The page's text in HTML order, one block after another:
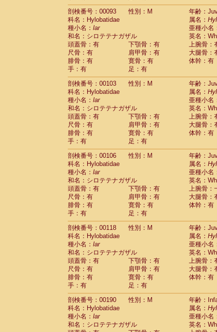
AtelidaeLagothrix lagothricha cana(0)
Pitheciidae
Cacajao calvus
Pitheciidae
Callicebus cupreus(0)
Pitheciidae Callicebus donacophilus(0)
PitheciidaeCallicebus moloch(0)
Pitheciidae Callicebus torquatus(0)
Pitheciidae Callicebus
Pitheciidae Chiropotes satanas
Pitheciidae Pithecia monachus
Pitheciidae Pithecia pithecia (0)
Cercopithecidae Cercocebus agilis (0)
Cercopithecidae
Cercocebus
Cercopithecidae
Cercocebus
CercopithecidaeCercocebus
CercopithecidaeCercocebus
CercopithecidaeCercocebus hybrid(0)
CercopithecidaeCercocebus
CercopithecidaeLophocebus
Cercopithecidae
(0)
Cercopithecidae Papio cynocephalus
Cercopithecidae Papio hamadryas(1)
CercopithecidaePapio papio
CercopithecidaePapio
CercopithecidaeMandrillus
CercopithecidaeMandrillus sphinx
CercopithecidaeTheropithecus
CercopithecidaeMacaca arctoides(1)
Cercopithecidae Macaca assamensis
Cercopithecidae
Macaca
CercopithecidaeMacaca cyclopis (6)
CercopithecidaeMacaca fascicularis
CercopithecidaeMacaca fuscaca
CercopithecidaeMacaca fuscata
CercopithecidaeMacaca fuscata
CercopithecidaeMacaca maura(1)
Cercopithecidae Macaca mulatta(50)
Cercopithecidae Macaca nemestrina(3)
Cercopithecidae Macaca nigra(1)
剖検番号：00093
性別：M
年齢：
科名：Hylobatidae
属名：
種小名： lar
亜種小名
和名：シロテテナガザル
英名：
頭蓋骨：有
下顎骨：有
上腕骨：
尺骨：有
肩甲骨：有
大腿骨：
腓骨：有
寛骨：有
体幹：有
手：有
足：有
剖検番号：00103
性別：M
年齢：
科名：Hylobatidae
属名：
種小名： lar
亜種小名
和名：シロテテナガザル
英名：
頭蓋骨：有
下顎骨：有
上腕骨：
尺骨：有
肩甲骨：有
大腿骨：
腓骨：有
寛骨：有
体幹：有
手：有
足：有
剖検番号：00106
性別：M
年齢：
科名：Hylobatidae
属名：
種小名： lar
亜種小名
和名：シロテテナガザル
英名：
頭蓋骨：有
下顎骨：有
上腕骨：
尺骨：有
肩甲骨：有
大腿骨：
腓骨：有
寛骨：有
体幹：有
手：有
足：有
剖検番号：00118
性別：M
年齢：
科名：Hylobatidae
属名：
種小名： lar
亜種小名
和名：シロテテナガザル
英名：
頭蓋骨：有
下顎骨：有
上腕骨：
尺骨：有
肩甲骨：有
大腿骨：
腓骨：有
寛骨：有
体幹：有
手：有
足：有
剖検番号：00190
性別：M
年齢：
科名：Hylobatidae
属名：
種小名： lar
亜種小名
和名：シロテテナガザル
英名：